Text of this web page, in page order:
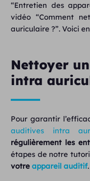
“Entretien des
vidéo “Comment
auriculaire ?”. Voici
Nettoyer
intra
Pour garantir
auditives intra
régulièrement les
étapes de notre
votreappareil auditif.